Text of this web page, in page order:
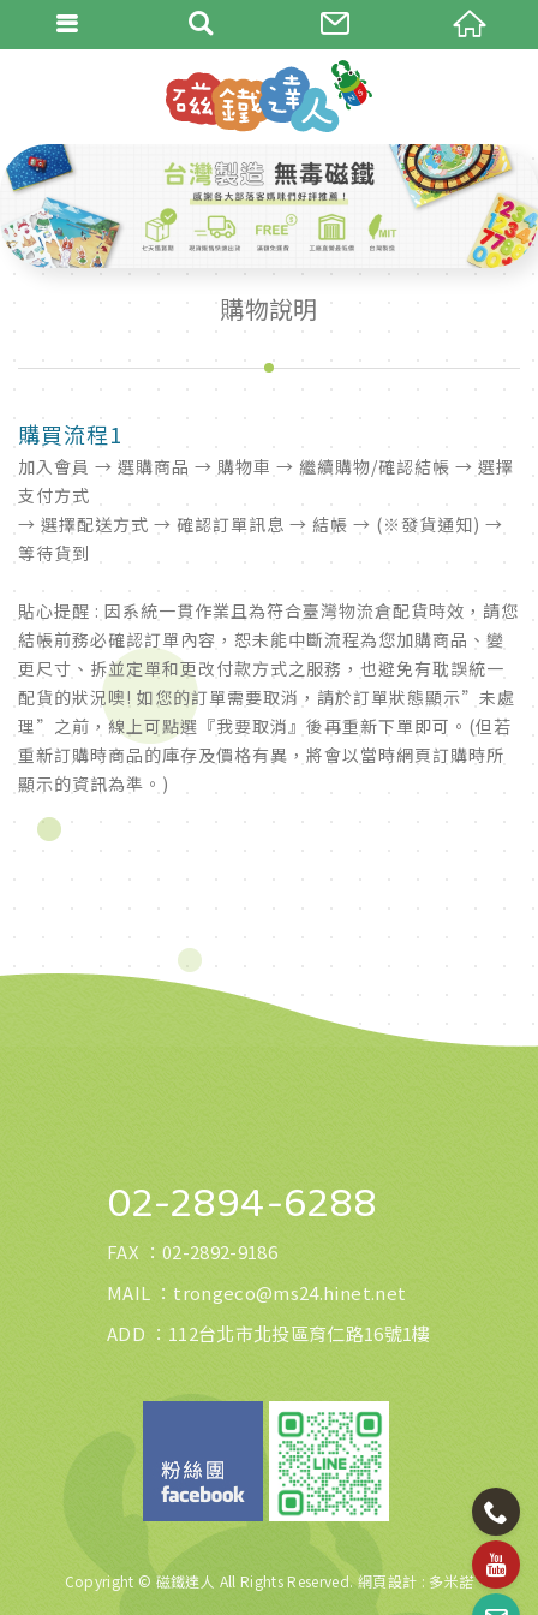
購物說明
購買流程1
加入會員 → 選購商品 → 購物車 → 繼續購物/確認結帳 → 選擇
支付方式
→ 選擇配送方式 → 確認訂單訊息 → 結帳 → (※發貨通知) →
等待貨到
貼心提醒 : 因系統一貫作業且為符合臺灣物流倉配貨時效，請您
結帳前務必確認訂單內容，恕未能中斷流程為您加購商品、變
更尺寸、拆並定單和更改付款方式之服務，也避免有耽誤統一
配貨的狀況噢! 如您的訂單需要取消，請於訂單狀態顯示”未處
理”之前，線上可點選『我要取消』後再重新下單即可。(但若
重新訂購時商品的庫存及價格有異，將會以當時網頁訂購時所
顯示的資訊為準。)
02-2894-6288
FAX ： 02-2892-9186
MAIL ： trongeco@ms24.hinet.net
ADD ：112台北市北投區育仁路16號1樓
Copyright © 磁鐵達人 All Rights Reserved. 網頁設計 : 多米諾